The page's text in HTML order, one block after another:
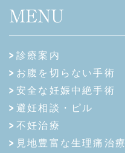
MENU
診療案内
お腹を切らない手術
安全な妊娠中絶手術
避妊相談・ピル
不妊治療
見地豊富な生理痛治療